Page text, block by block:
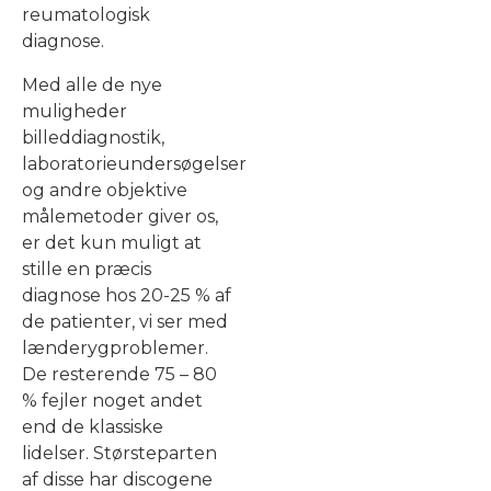
reumatologisk
diagnose.
Med alle de nye
muligheder
billeddiagnostik,
laboratorieundersøgelser
og andre objektive
målemetoder giver os,
er det kun muligt at
stille en præcis
diagnose hos 20-25 % af
de patienter, vi ser med
lænderygproblemer.
De resterende 75 – 80
% fejler noget andet
end de klassiske
lidelser. Størsteparten
af disse har discogene